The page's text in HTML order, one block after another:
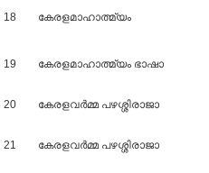
18 കേരളമാഹാത്മ്യം
19 കേരളമാഹാത്മ്യം ഭാഷാ
20 കേരളവര്‍മ്മ പഴശ്ശിരാജാ
21 കേരളവര്‍മ്മ പഴശ്ശിരാജാ